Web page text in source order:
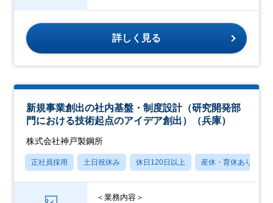
詳しく見る
新規事業創出の社内基盤・制度設計（研究開発部
門における技術起点のアイデア創出）（兵庫）
株式会社神戸製鋼所
正社員採用 土日祝休み 休日120日以上 産休・育休あり
＜業務内容＞